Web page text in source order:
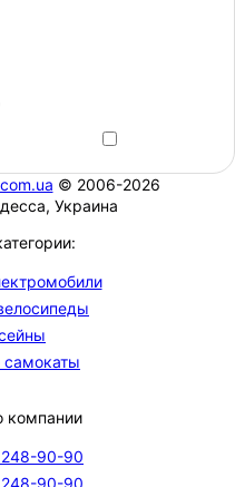
© 2006-2026
Украина
самокаты
компании
90-90
90-90